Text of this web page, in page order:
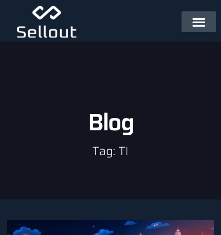
Blog
Tag: TI